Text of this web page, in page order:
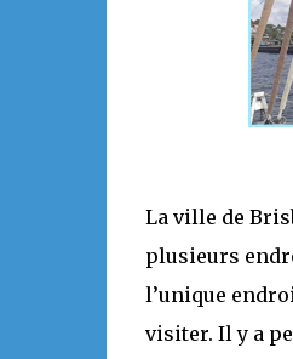
La ville de
plusieurs
l’unique
visiter. Il y a